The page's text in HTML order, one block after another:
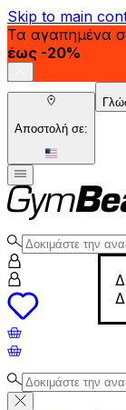
Skip to main
Τα αγαπημένα
έως -20%
Αποστολή σε: